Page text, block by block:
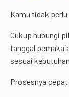
Kamu tidak
Cukup hubungi
tanggal
sesuai
Prosesnya cepat